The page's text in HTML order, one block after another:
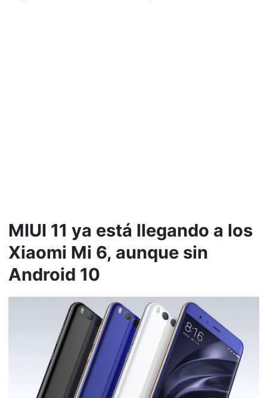
MIUI 11 ya está llegando a los
Xiaomi Mi 6, aunque sin
Android 10